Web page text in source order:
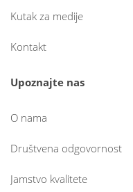
Kutak za medije
Kontakt
Upoznajte nas
O nama
Društvena odgovornost
Jamstvo kvalitete